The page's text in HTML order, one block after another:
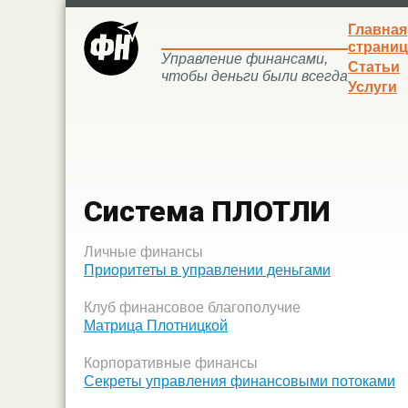
Управление финансами,
чтобы деньги были всегда
Главная
Статьи
Услуги
Система ПЛОТЛИ
Личные финансы
Приоритеты в управлении деньгами
Клуб финансовое благополучие
Матрица Плотницкой
Корпоративные финансы
Секреты управления финансовыми потоками